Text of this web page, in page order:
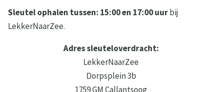
Sleutel ophalen tussen: 15:00 en 17:00 uurbij
LekkerNaarZee.
Adres sleuteloverdracht:
LekkerNaarZee
Dorpsplein 3b
1759 GM Callantsoog